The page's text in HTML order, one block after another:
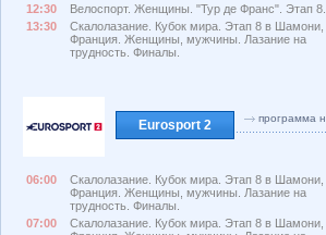
12:30
Велоспорт. Женщины. "Тур де Франс". Этап 8.
13:30
Скалолазание. Кубок мира. Этап 8 в Шамони,
Франция. Женщины, мужчины. Лазание на
трудность. Финалы.
Eurosport 2 программа
06:00
Скалолазание. Кубок мира. Этап 8 в Шамони,
Франция. Женщины, мужчины. Лазание на
трудность. Финалы.
07:00
Скалолазание. Кубок мира. Этап 8 в Шамони,